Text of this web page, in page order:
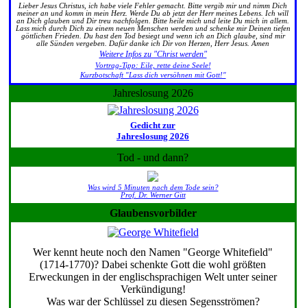
Lieber Jesus Christus, ich habe viele Fehler gemacht. Bitte vergib mir und nimm Dich
meiner an und komm in mein Herz. Werde Du ab jetzt der Herr meines Lebens. Ich will
an Dich glauben und Dir treu nachfolgen. Bitte heile mich und leite Du mich in allem.
Lass mich durch Dich zu einem neuen Menschen werden und schenke mir Deinen tiefen
göttlichen Frieden. Du hast den Tod besiegt und wenn ich an Dich glaube, sind mir
alle Sünden vergeben. Dafür danke ich Dir von Herzen, Herr Jesus. Amen
Weitere Infos zu "Christ werden"
Vortrag-Tipp: Eile, rette deine Seele!
Kurzbotschaft "Lass dich versöhnen mit Gott!"
Jahreslosung 2026
Gedicht zur
Jahreslosung 2026
Tod - und dann?
Was wird 5 Minuten nach dem Tode sein?
Prof. Dr. Werner Gitt
Glaubensvorbilder
Wer kennt heute noch den Namen "George Whitefield"
(1714-1770)? Dabei schenkte Gott die wohl größten
Erweckungen in der englischsprachigen Welt unter seiner
Verkündigung!
Was war der Schlüssel zu diesen Segensströmen?